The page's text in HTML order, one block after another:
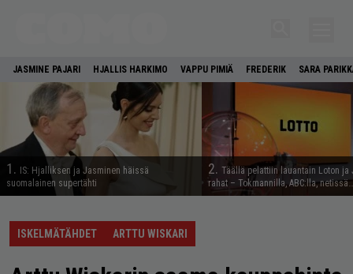
JASMINE PAJARI HJALLIS HARKIMO VAPPU PIMIÄ FREDERIK SARA
1.
IS: Hjalliksen ja Jasminen häissä
suomalainen supertähti
2. Täällä pelattiin lauantain Loton ja
rahat – Tokmannilla, ABC:lla, netissä…
ISKELMÄTÄHDET ARTTU WISKARI